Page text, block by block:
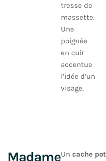
tresse de
massette.
Une
poignée
en cuir
accentue
l’idée d’un
visage.
MadameUn cache pot